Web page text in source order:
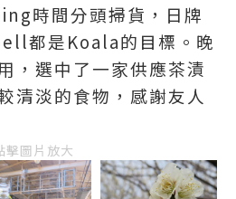
時間分頭掃貨，日牌
都是Koala的目標。晚
，選中了一家供應茶漬
清淡的食物， 感謝友人
擊圖片放大